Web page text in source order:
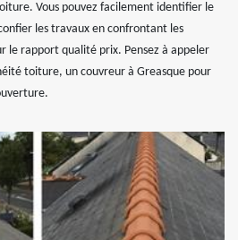
Vous pouvez facilement identifier le
les travaux en confrontant les
le rapport qualité prix. Pensez à appeler
toiture, un couvreur à Greasque pour